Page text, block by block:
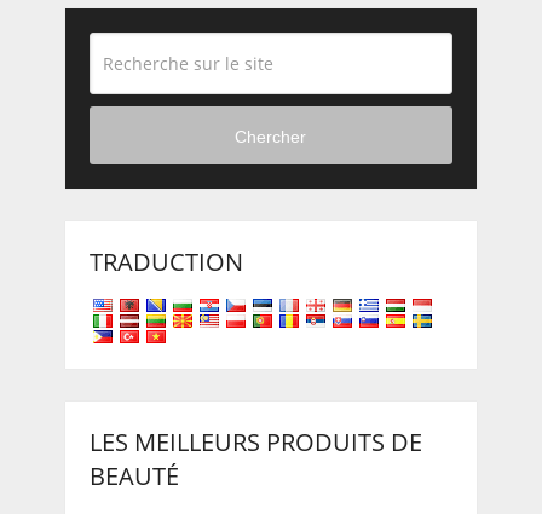
Chercher
TRADUCTION
LES MEILLEURS PRODUITS DE
BEAUTÉ